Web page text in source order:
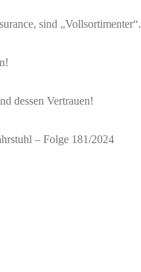
sind „Vollsortimenter“.
dessen Vertrauen!
– Folge 181/2024